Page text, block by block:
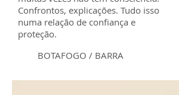
Confrontos, explicações. Tudo isso
numa relação de confiança e
proteção.
BOTAFOGO / BARRA